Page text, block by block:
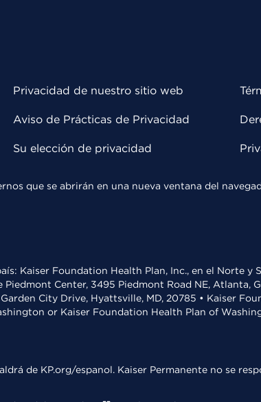
Privacidad de nuestro sitio web
Aviso de Prácticas de Privacidad
Su elección de privacidad
que se abrirán en una nueva ventana del
Kaiser Foundation Health Plan, Inc., en el Norte
Piedmont Center, 3495 Piedmont Road NE,
City Drive, Hyattsville, MD, 20785 • Kaiser
or Kaiser Foundation Health Plan of
de KP.org/espanol. Kaiser Permanente no se